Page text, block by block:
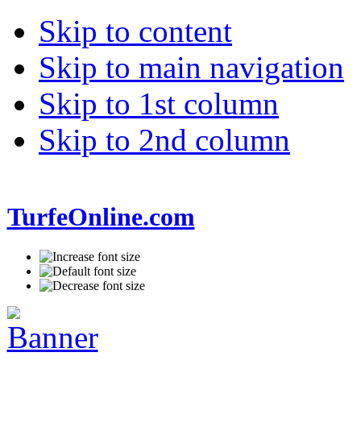
Skip to content
Skip to main navigation
Skip to 1st column
Skip to 2nd column
TurfeOnline.com